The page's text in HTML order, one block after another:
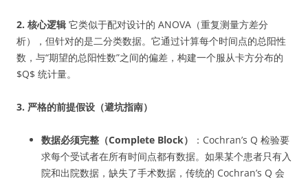
2. 核心逻辑 它类似于配对设计的 ANOVA（重复测量方差分
析），但针对的是二分类数据。它通过计算每个时间点的总阳性
数，与“期望的总阳性数”之间的偏差，构建一个服从卡方分布的
$Q$ 统计量。
3. 严格的前提假设（避坑指南）
数据必须完整（Complete Block）
：Cochran’s Q 检验要
求每个受试者在所有时间点都有数据。如果某个患者只有入
院和出院数据，缺失了手术数据，传统的 Cochran’s Q 会